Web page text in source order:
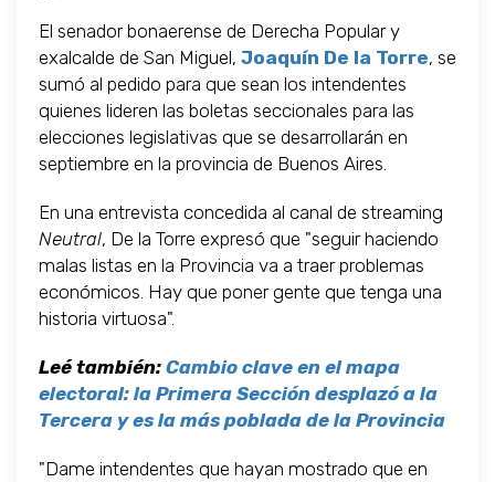
El senador bonaerense de Derecha Popular y
exalcalde de San Miguel, Joaquín De la Torre, se
sumó al pedido para que sean los intendentes
quienes lideren las boletas seccionales para las
elecciones legislativas que se desarrollarán en
septiembre en la provincia de Buenos Aires.
En una entrevista concedida al canal de streaming
Neutral, De la Torre expresó que "seguir haciendo
malas listas en la Provincia va a traer problemas
económicos. Hay que poner gente que tenga una
historia virtuosa".
Leé también: Cambio clave en el mapa
electoral: la Primera Sección desplazó a la
Tercera y es la más poblada de la Provincia
"Dame intendentes que hayan mostrado que en